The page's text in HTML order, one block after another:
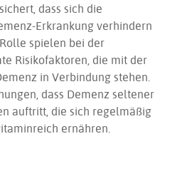
dass sich die
Erkrankung verhindern
spielen bei der
Risikofaktoren, die mit der
in Verbindung stehen.
dass Demenz seltener
auftritt, die sich regelmäßig
ernähren.